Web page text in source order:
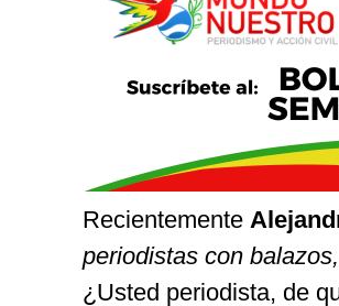
Recientemente
periodistas con
¿Usted periodista, de